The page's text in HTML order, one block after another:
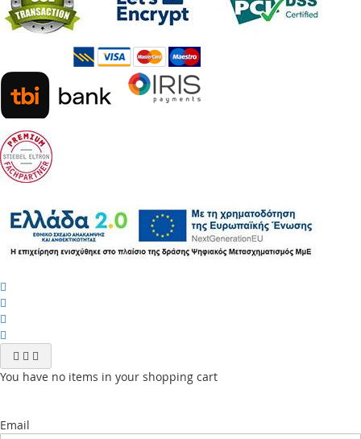
You have no items in your shopping cart
Email